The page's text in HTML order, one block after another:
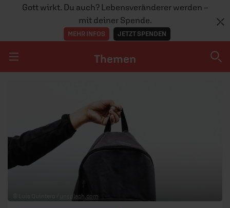
Gott wirkt. Du auch? Lebensveränderer werden –
mit deiner Spende.
MEHR INFOS JETZT SPENDEN
Themen
MENSCHEN
unsplash.com